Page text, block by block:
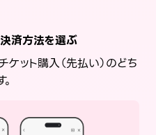
済方法を選ぶ
ケット購入（先払い）のどち